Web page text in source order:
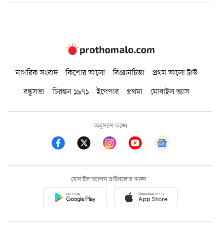
নাগরিক সংবাদ কিশোর আলো বিজ্ঞানচিন্তা
প্রথম আলো ট্রাস্ট
বন্ধুসভা
চিরন্তন ১৯৭১ ইপেপার প্রথমা মোবাইল ভ্যাস
অনুসরণ করুন
মোবাইল অ্যাপস ডাউনলোড করুন